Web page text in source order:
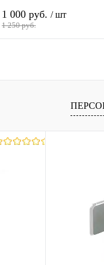
1 000 руб. / шт
1 250 руб.
В